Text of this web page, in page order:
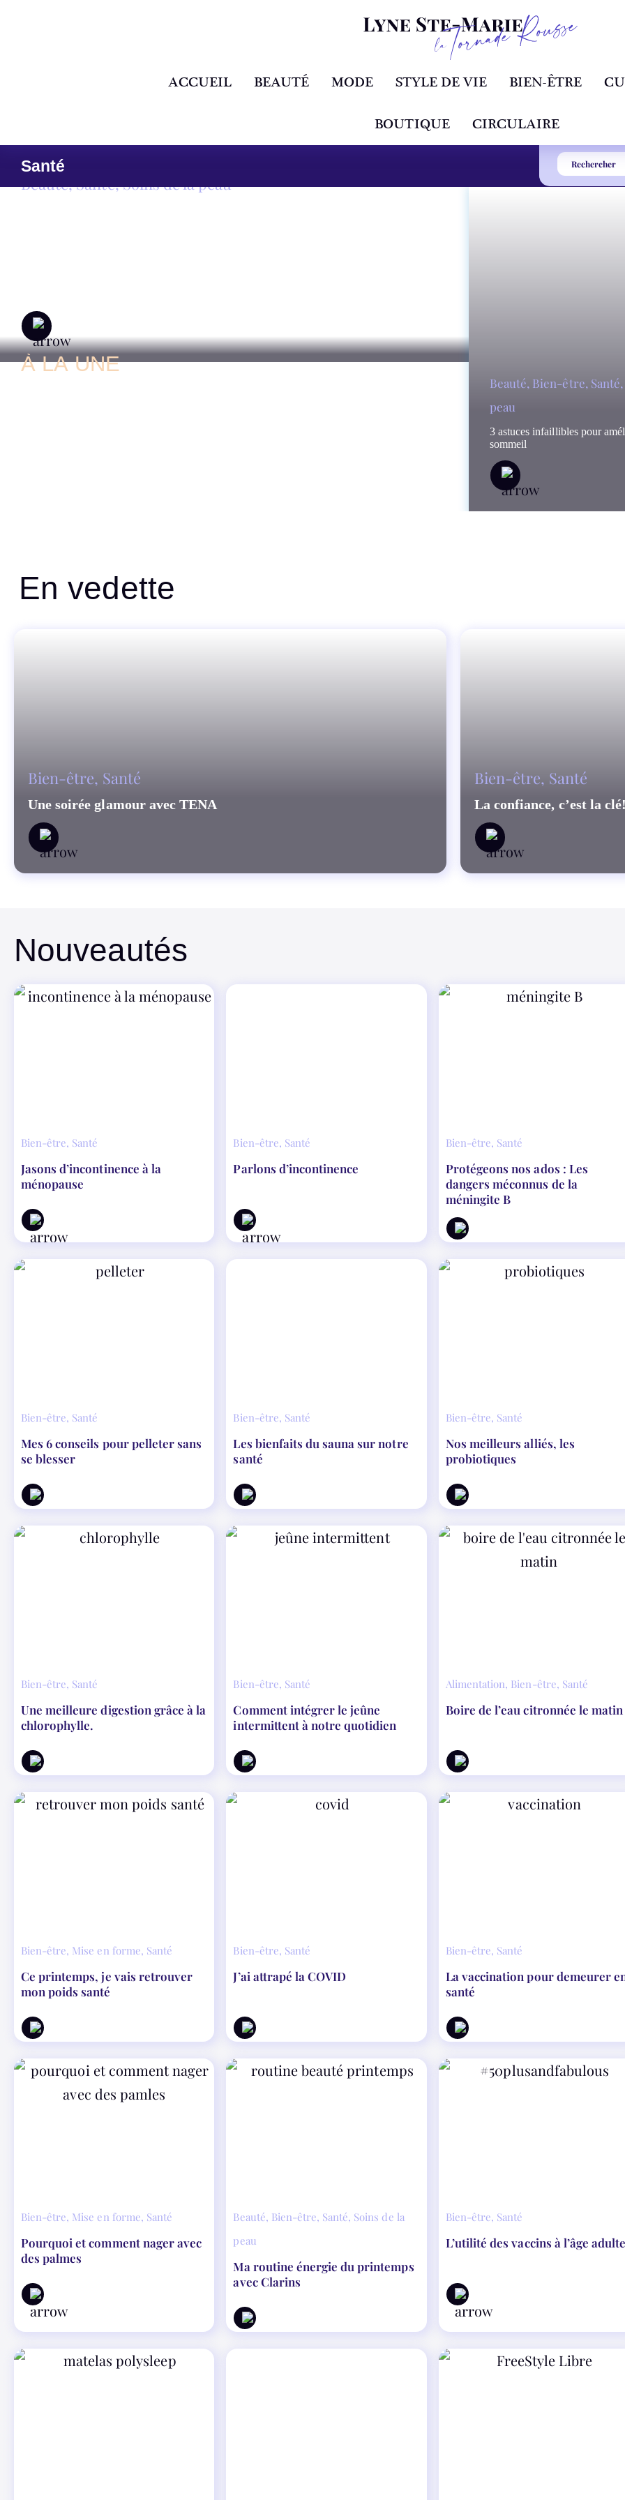
ACCUEIL BEAUTÉ MODE STYLE DE VIE BIEN-ÊTRE
BOUTIQUE CIRCULAIRE
Santé
À LA UNE
Beauté,Santé,Soins de la peau
Beauté, Bien-être, Santé,
peau
3 astuces infaillibles pour
sommeil
En vedette
Bien-être, Santé
Une soirée glamour avec TENA
Bien-être, Santé
La confiance, c’est la
Nouveautés
Bien-être, Santé
Jasons d’incontinence à la
ménopause
Bien-être, Santé
Parlons d’incontinence
Bien-être, Santé
Protégeons nos ados : Les
dangers méconnus de la
méningite B
Bien-être, Santé
Mes 6 conseils pour pelleter sans
se blesser
Bien-être, Santé
Les bienfaits du sauna sur notre
santé
Bien-être, Santé
Nos meilleurs alliés, les
probiotiques
Bien-être, Santé
Une meilleure digestion grâce à la
chlorophylle.
Bien-être, Santé
Comment intégrer le jeûne
intermittent à notre quotidien
Alimentation, Bien-être, Santé
Boire de l’eau citronnée le matin
Bien-être, Mise en forme, Santé
Ce printemps, je vais retrouver
mon poids santé
Bien-être, Santé
J’ai attrapé la COVID
Bien-être, Santé
La vaccination pour demeurer
santé
Bien-être, Mise en forme, Santé
Pourquoi et comment nager avec
des palmes
Beauté, Bien-être, Santé, Soins de la
peau
Ma routine énergie du printemps
avec Clarins
Bien-être, Santé
L’utilité des vaccins à l’âge